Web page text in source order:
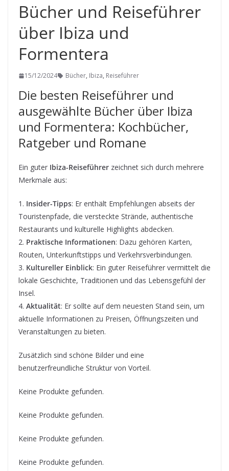
Bücher und Reiseführer
über Ibiza und
Formentera
15/12/2024 Bücher, Ibiza, Reiseführer
Die besten Reiseführer und
ausgewählte Bücher über Ibiza
und Formentera: Kochbücher,
Ratgeber und Romane
Ein guter Ibiza-Reiseführer zeichnet sich durch mehrere
Merkmale aus:
1. Insider-Tipps: Er enthält Empfehlungen abseits der
Touristenpfade, die versteckte Strände, authentische
Restaurants und kulturelle Highlights abdecken.
2. Praktische Informationen: Dazu gehören Karten,
Routen, Unterkunftstipps und Verkehrsverbindungen.
3. Kultureller Einblick: Ein guter Reiseführer vermittelt die
lokale Geschichte, Traditionen und das Lebensgefühl der
Insel.
4. Aktualität: Er sollte auf dem neuesten Stand sein, um
aktuelle Informationen zu Preisen, Öffnungszeiten und
Veranstaltungen zu bieten.
Zusätzlich sind schöne Bilder und eine
benutzerfreundliche Struktur von Vorteil.
Keine Produkte gefunden.
Keine Produkte gefunden.
Keine Produkte gefunden.
Keine Produkte gefunden.